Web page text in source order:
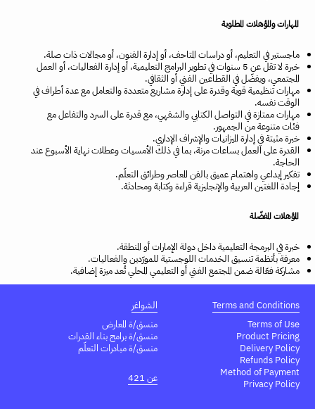
المهارات والمؤهلات المطلوبة
ماجستير في التعليم، أو دراسات المتاحف، أو إدارة الفنون، أو مجالات ذات صلة.
خبرة لا تقل عن 5 سنوات في تطوير البرامج التعليمية، أو إدارة الفعاليات، أو العمل
المجتمعي، ويفضّل في القطاعين الفني أو الثقافي.
مهارات تنظيمية قوية وقدرة على إدارة مشاريع متعددة والتعامل مع عدة أطراف في
الوقت نفسه.
مهارات ممتازة في التواصل الكتابي والشفهي، مع قدرة على السرد والتفاعل مع
فئات متنوعة من الجمهور.
خبرة مثبتة في إدارة الميزانيات والإشراف الإداري.
القدرة على العمل بساعات مرنة، بما في ذلك الأمسيات وعطلات نهاية الأسبوع عند
الحاجة.
تفكير إبداعي واهتمام عميق بالفن المعاصر وطرائق التعلّم.
إجادة اللغتين العربية والإنجليزية قراءة وكتابة ومحادثة.
المؤهلات المفضّلة
خبرة في البرمجة التعليمية داخل دولة الإمارات أو المنطقة.
معرفة بأنظمة تنسيق الخدمات اللوجستية للمورّدين والفعاليات.
مشاركة فعّالة ضمن المجتمع الفني أو التعليمي المحلي تُعد ميزة إضافية.
Terms and Conditions
Terms of Use
Product Pricing
Delivery Policy
Refunds Policy
Method of Payment
Privacy Policy
الشواغر
منسق/ة المعارض
منسق/ة برامج بناء القدرات
منسق/ة مبادرات التعلّم
عن 421